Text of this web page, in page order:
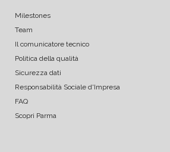
Milestones
Team
Il comunicatore tecnico
Politica della qualità
Sicurezza dati
Responsabilità Sociale d'Impresa
FAQ
Scopri Parma